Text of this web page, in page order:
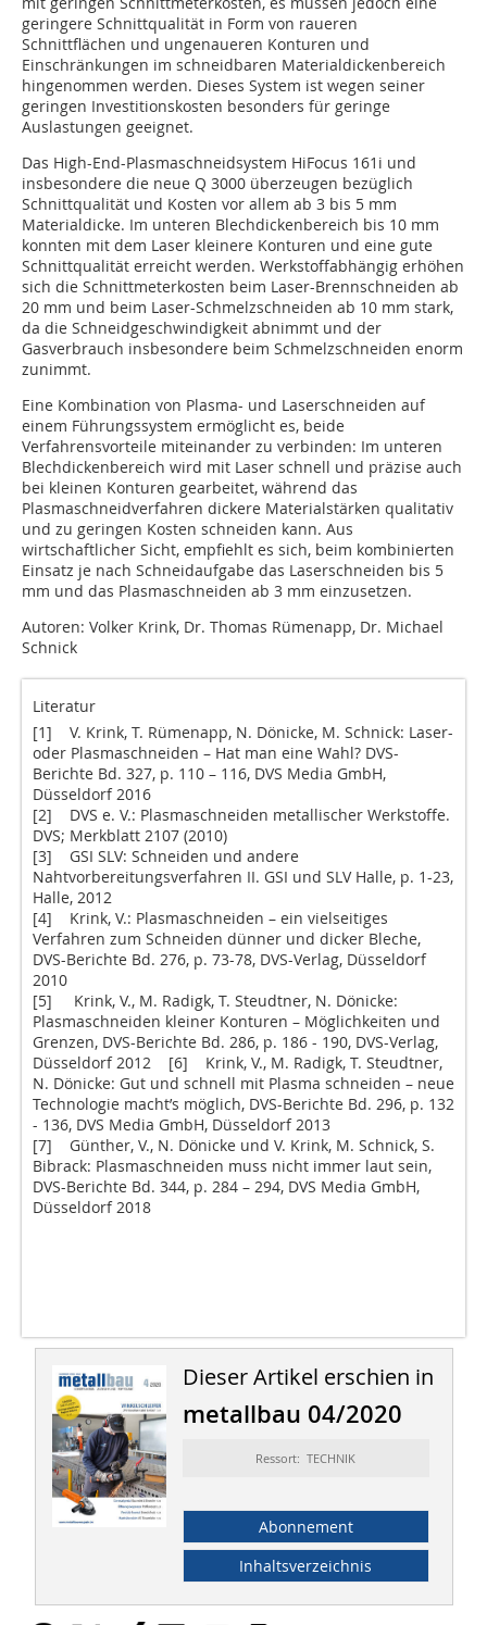
geringere Schnittqualität in Form von raueren
Schnittflächen und ungenaueren Konturen und
Einschränkungen im schneidbaren Materialdickenbereich
hingenommen werden. Dieses System ist wegen seiner
geringen Investitionskosten besonders für geringe
Auslastungen geeignet.
Das High-End-Plasmaschneidsystem HiFocus 161i und
insbesondere die neue Q 3000 überzeugen bezüglich
Schnittqualität und Kosten vor allem ab 3 bis 5 mm
Materialdicke. Im unteren Blechdickenbereich bis 10 mm
konnten mit dem Laser kleinere Konturen und eine gute
Schnittqualität erreicht werden. Werkstoffabhängig erhöhen
sich die Schnittmeterkosten beim Laser-Brennschneiden ab
20 mm und beim Laser-Schmelzschneiden ab 10 mm stark,
da die Schneidgeschwindigkeit abnimmt und der
Gasverbrauch insbesondere beim Schmelzschneiden enorm
zunimmt.
Eine Kombination von Plasma- und Laserschneiden auf
einem Führungssystem ermöglicht es, beide
Verfahrensvorteile miteinander zu verbinden: Im unteren
Blechdickenbereich wird mit Laser schnell und präzise auch
bei kleinen Konturen gearbeitet, während das
Plasmaschneidverfahren dickere Materialstärken qualitativ
und zu geringen Kosten schneiden kann. Aus
wirtschaftlicher Sicht, empfiehlt es sich, beim kombinierten
Einsatz je nach Schneidaufgabe das Laserschneiden bis 5
mm und das Plasmaschneiden ab 3 mm einzusetzen.
Autoren: Volker Krink, Dr. Thomas Rümenapp, Dr. Michael
Schnick
Literatur
[1] V. Krink, T. Rümenapp, N. Dönicke, M. Schnick: Laser-
oder Plasmaschneiden – Hat man eine Wahl? DVS-
Berichte Bd. 327, p. 110 – 116, DVS Media GmbH,
Düsseldorf 2016
[2] DVS e. V.: Plasmaschneiden metallischer Werkstoffe.
DVS; Merkblatt 2107 (2010)
[3] GSI SLV: Schneiden und andere
Nahtvorbereitungsverfahren II. GSI und SLV Halle, p. 1-23,
Halle, 2012
[4] Krink, V.: Plasmaschneiden – ein vielseitiges
Verfahren zum Schneiden dünner und dicker Bleche,
DVS-Berichte Bd. 276, p. 73-78, DVS-Verlag, Düsseldorf
2010
[5] Krink, V., M. Radigk, T. Steudtner, N. Dönicke:
Plasmaschneiden kleiner Konturen – Möglichkeiten und
Grenzen, DVS-Berichte Bd. 286, p. 186 - 190, DVS-Verlag,
Düsseldorf 2012 [6] Krink, V., M. Radigk, T. Steudtner,
N. Dönicke: Gut und schnell mit Plasma schneiden – neue
Technologie macht’s möglich, DVS-Berichte Bd. 296, p. 132
- 136, DVS Media GmbH, Düsseldorf 2013
[7] Günther, V., N. Dönicke und V. Krink, M. Schnick, S.
Bibrack: Plasmaschneiden muss nicht immer laut sein,
DVS-Berichte Bd. 344, p. 284 – 294, DVS Media GmbH,
Düsseldorf 2018
Dieser Artikel erschien in
metallbau 04/2020
Ressort: TECHNIK
Abonnement
Inhaltsverzeichnis